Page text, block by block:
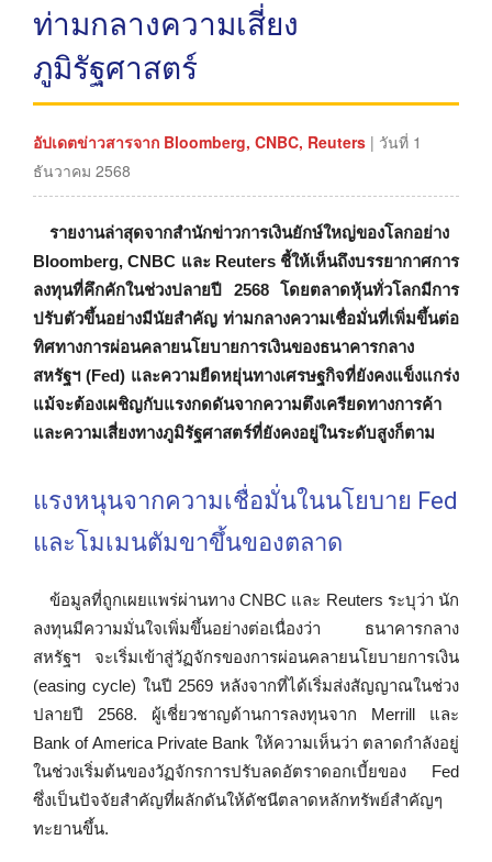
ท่ามกลางความเสี่ยง
ภูมิรัฐศาสตร์
อัปเดตข่าวสารจาก Bloomberg, CNBC, Reuters | วันที่ 1
ธันวาคม 2568
รายงานล่าสุดจากสำนักข่าวการเงินยักษ์ใหญ่ของโลกอย่าง
Bloomberg, CNBC และ Reuters ชี้ให้เห็นถึงบรรยากาศการ
ลงทุนที่คึกคักในช่วงปลายปี 2568 โดยตลาดหุ้นทั่วโลกมีการ
ปรับตัวขึ้นอย่างมีนัยสำคัญ ท่ามกลางความเชื่อมั่นที่เพิ่มขึ้นต่อ
ทิศทางการผ่อนคลายนโยบายการเงินของธนาคารกลาง
สหรัฐฯ (Fed) และความยืดหยุ่นทางเศรษฐกิจที่ยังคงแข็งแกร่ง
แม้จะต้องเผชิญกับแรงกดดันจากความตึงเครียดทางการค้า
และความเสี่ยงทางภูมิรัฐศาสตร์ที่ยังคงอยู่ในระดับสูงก็ตาม
แรงหนุนจากความเชื่อมั่นในนโยบาย Fed
และโมเมนตัมขาขึ้นของตลาด
ข้อมูลที่ถูกเผยแพร่ผ่านทาง CNBC และ Reuters ระบุว่า นัก
ลงทุนมีความมั่นใจเพิ่มขึ้นอย่างต่อเนื่องว่า ธนาคารกลาง
สหรัฐฯ จะเริ่มเข้าสู่วัฏจักรของการผ่อนคลายนโยบายการเงิน
(easing cycle) ในปี 2569 หลังจากที่ได้เริ่มส่งสัญญาณในช่วง
ปลายปี 2568. ผู้เชี่ยวชาญด้านการลงทุนจาก Merrill และ
Bank of America Private Bank ให้ความเห็นว่า ตลาดกำลังอยู่
ในช่วงเริ่มต้นของวัฏจักรการปรับลดอัตราดอกเบี้ยของ Fed
ซึ่งเป็นปัจจัยสำคัญที่ผลักดันให้ดัชนีตลาดหลักทรัพย์สำคัญๆ
ทะยานขึ้น.